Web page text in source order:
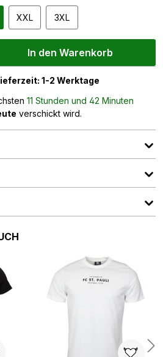
XXL 3XL
In den Warenkorb
1-2 Werktage
11 Stunden und 42 Minuten
verschickt wird.